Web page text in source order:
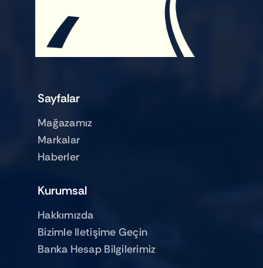
Sayfalar
Mağazamız
Markalar
Haberler
Kurumsal
Hakkımızda
Bizimle Iletişime Geçin
Banka Hesap Bilgilerimiz